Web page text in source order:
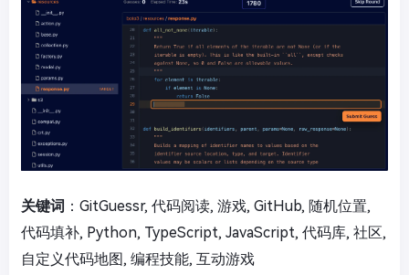
关键词 ：GitGuessr, 代码阅读, 游戏, GitHub, 随机位置,
代码填补, Python, TypeScript, JavaScript, 代码库, 社区,
自定义代码地图, 编程技能, 互动游戏